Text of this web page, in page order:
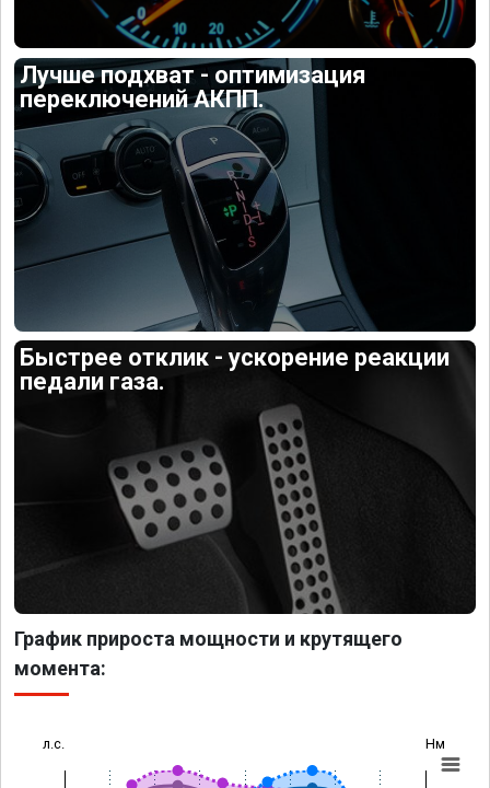
Лучше подхват - оптимизация
переключений АКПП.
Быстрее отклик - ускорение реакции
педали газа.
График прироста мощности и крутящего
момента:
л.с. Нм